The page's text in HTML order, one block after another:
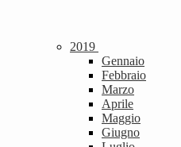
2019
Gennaio
Febbraio
Marzo
Aprile
Maggio
Giugno